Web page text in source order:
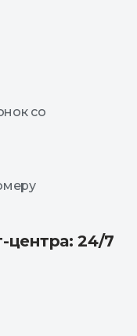
со
центра: 24/7